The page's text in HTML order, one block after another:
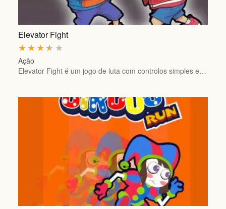
Elevator Fight
★
★
★
★
★
Ação
Elevator Fight é um jogo de luta com controlos simples e…